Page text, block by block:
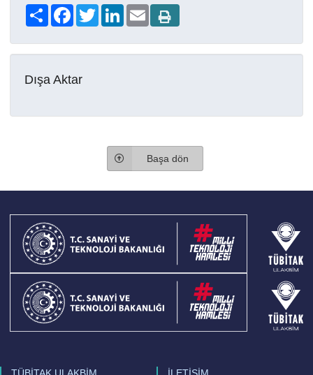
Share FacebookTwitterLinkedIn
Email
Dışa Aktar
Başa dön